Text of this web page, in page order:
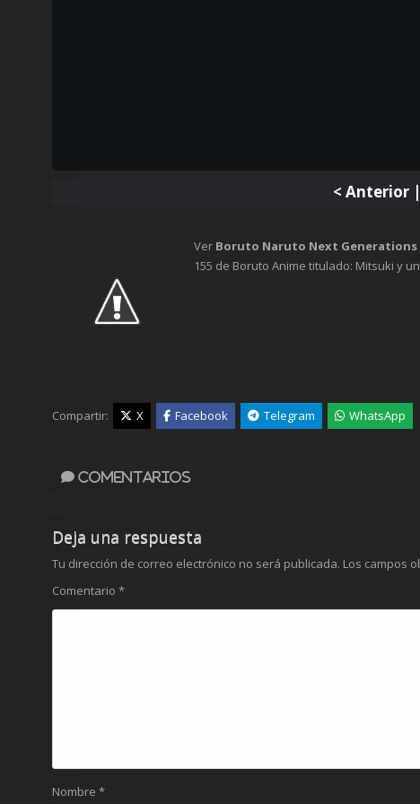
<Anterior
Ver Boruto Naruto Next Generations
155 de Boruto Anime titulado: Mitsuki y
Compartir: X Facebook Telegram WhatsApp
Comentarios
Deja una respuesta
Tu dirección de correo electrónico no será publicada. Los campos
Comentario*
Nombre*